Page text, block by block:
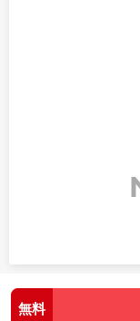
無料